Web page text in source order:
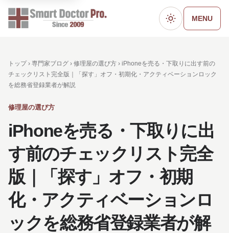
ダークモード
MENU
トップ › 専門家ブログ › 修理屋の選び方 › iPhoneを売る・下取りに出す前の
チェックリスト完全版｜「探す」オフ・初期化・アクティベーションロック
を総務省登録業者が解説
修理屋の選び方
iPhoneを売る・下取りに出
す前のチェックリスト完全
版｜「探す」オフ・初期
化・アクティベーションロ
ックを総務省登録業者が解